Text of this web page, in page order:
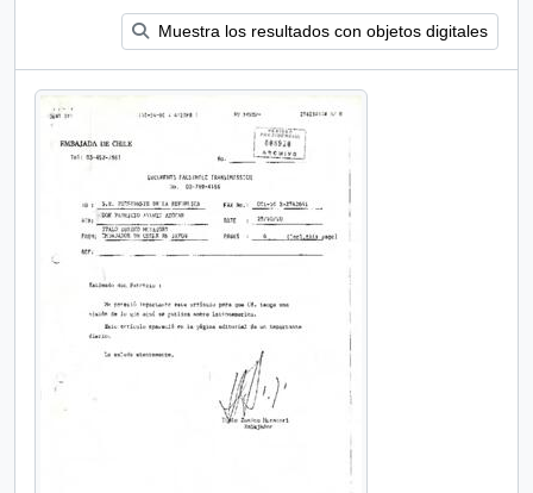
Muestra los resultados con objetos digitales